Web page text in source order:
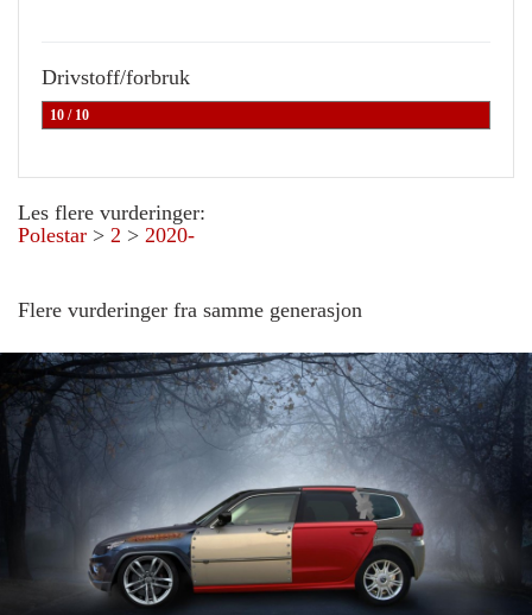
Drivstoff/forbruk
10 / 10
Les flere vurderinger:
Polestar > 2 > 2020-
Flere vurderinger fra samme generasjon